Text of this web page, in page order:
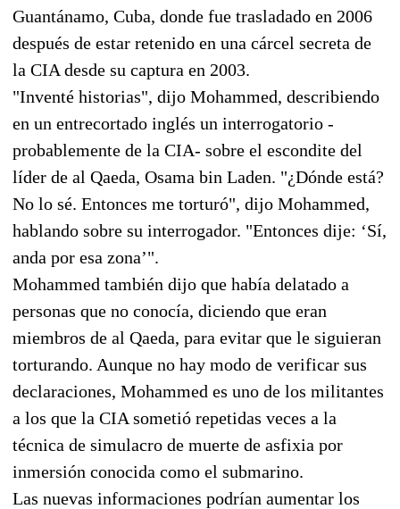
Guantánamo, Cuba, donde fue trasladado en 2006
después de estar retenido en una cárcel secreta de
la CIA desde su captura en 2003.
"Inventé historias", dijo Mohammed, describiendo
en un entrecortado inglés un interrogatorio -
probablemente de la CIA- sobre el escondite del
líder de al Qaeda, Osama bin Laden. "¿Dónde está?
No lo sé. Entonces me torturó", dijo Mohammed,
hablando sobre su interrogador. "Entonces dije: ‘Sí,
anda por esa zona’".
Mohammed también dijo que había delatado a
personas que no conocía, diciendo que eran
miembros de al Qaeda, para evitar que le siguieran
torturando. Aunque no hay modo de verificar sus
declaraciones, Mohammed es uno de los militantes
a los que la CIA sometió repetidas veces a la
técnica de simulacro de muerte de asfixia por
inmersión conocida como el submarino.
Las nuevas informaciones podrían aumentar los